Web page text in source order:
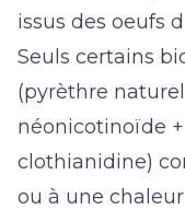
issus des oeufs
Seuls certains
(pyrèthre
néonicotinoïde
clothianidine)
ou à une